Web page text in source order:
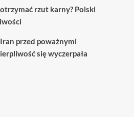
rzut karny? Polski
przed poważnymi
się wyczerpała